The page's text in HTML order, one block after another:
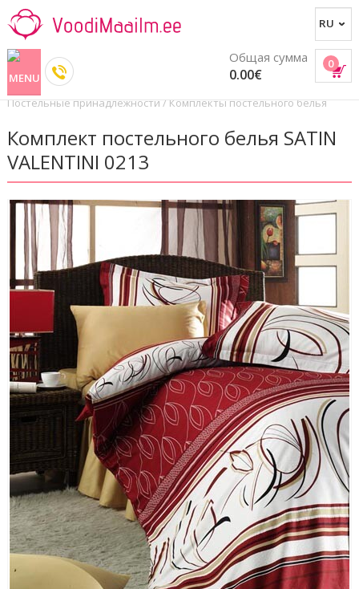
0
Общая сумма
0.00€
Постельные принадлежности/Комплекты постельного белья
Комплект постельного белья SATIN
VALENTINI 0213